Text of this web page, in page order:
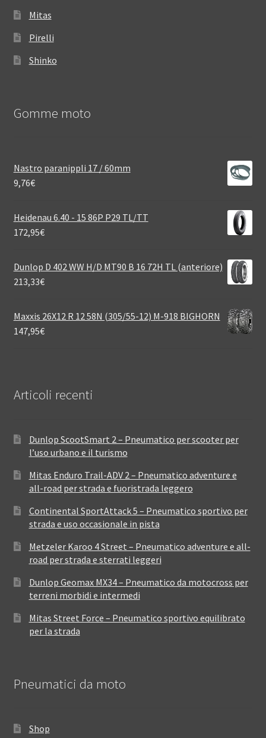
Mitas
Pirelli
Shinko
Gomme moto
Nastro paranippli 17 / 60mm
9,76€
Heidenau 6.40 - 15 86P P29 TL/TT
172,95€
Dunlop D 402 WW H/D MT90 B 16 72H TL (anteriore)
213,33€
Maxxis 26X12 R 12 58N (305/55-12) M-918 BIGHORN
147,95€
Articoli recenti
Dunlop ScootSmart 2 – Pneumatico per scooter per
l’uso urbano e il turismo
Mitas Enduro Trail-ADV 2 – Pneumatico adventure e
all-road per strada e fuoristrada leggero
Continental SportAttack 5 – Pneumatico sportivo per
strada e uso occasionale in pista
Metzeler Karoo 4 Street – Pneumatico adventure e all-
road per strada e sterrati leggeri
Dunlop Geomax MX34 – Pneumatico da motocross per
terreni morbidi e intermedi
Mitas Street Force – Pneumatico sportivo equilibrato
per la strada
Pneumatici da moto
Shop